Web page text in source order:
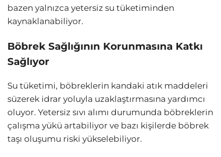
bazen yalnızca yetersiz su tüketiminden
kaynaklanabiliyor.
Böbrek Sağlığının Korunmasına Katkı
Sağlıyor
Su tüketimi, böbreklerin kandaki atık maddeleri
süzerek idrar yoluyla uzaklaştırmasına yardımcı
oluyor. Yetersiz sıvı alımı durumunda böbreklerin
çalışma yükü artabiliyor ve bazı kişilerde böbrek
taşı oluşumu riski yükselebiliyor.